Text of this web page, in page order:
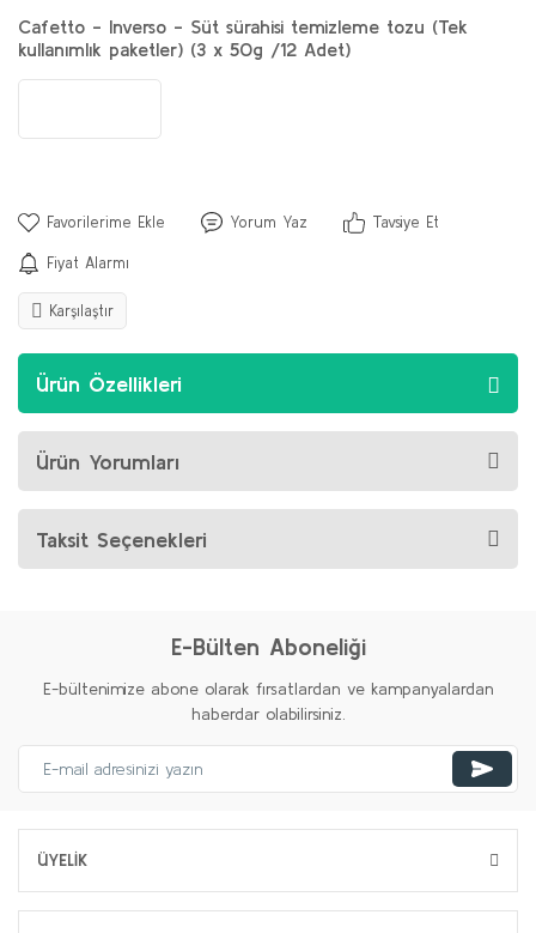
Cafetto - Inverso - Süt sürahisi temizleme tozu (Tek
kullanımlık paketler) (3 x 50g /12 Adet)
Yorum Yaz Tavsiye Et
Fiyat Alarmı
Karşılaştır
Ürün Özellikleri
Ürün Yorumları
Taksit Seçenekleri
E-Bülten Aboneliği
E-bültenimize abone olarak fırsatlardan ve kampanyalardan
haberdar olabilirsiniz.
ÜYELİK